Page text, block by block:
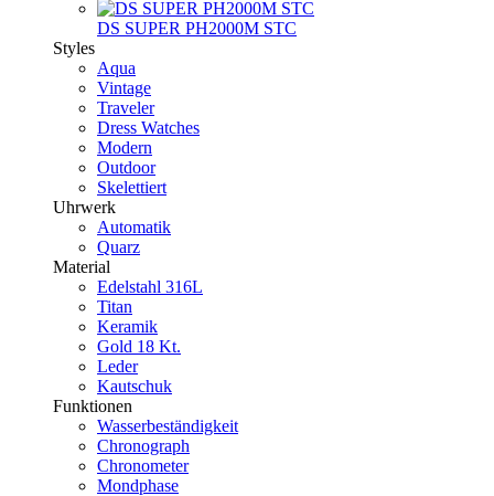
DS SUPER PH2000M STC
Styles
Aqua
Vintage
Traveler
Dress Watches
Modern
Outdoor
Skelettiert
Uhrwerk
Automatik
Quarz
Material
Edelstahl 316L
Titan
Keramik
Gold 18 Kt.
Leder
Kautschuk
Funktionen
Wasserbeständigkeit
Chronograph
Chronometer
Mondphase